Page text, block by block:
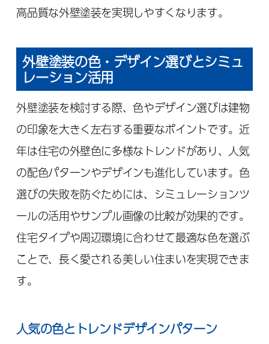
高品質な外壁塗装を実現しやすくなります。
外壁塗装の色・デザイン選びとシミュ
レーション活用
外壁塗装を検討する際、色やデザイン選びは建物
の印象を大きく左右する重要なポイントです。近
年は住宅の外壁色に多様なトレンドがあり、人気
の配色パターンやデザインも進化しています。色
選びの失敗を防ぐためには、シミュレーションツ
ールの活用やサンプル画像の比較が効果的です。
住宅タイプや周辺環境に合わせて最適な色を選ぶ
ことで、長く愛される美しい住まいを実現できま
す。
人気の色とトレンドデザインパターン